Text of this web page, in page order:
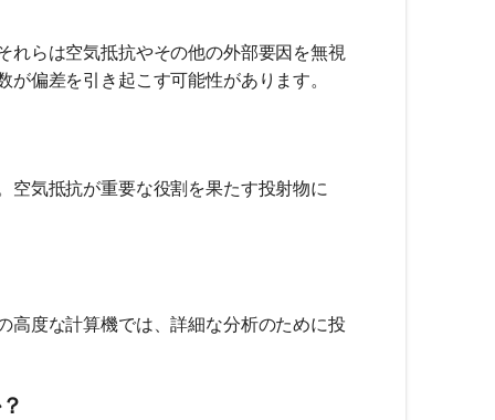
れらは空気抵抗やその他の外部要因を無視
偏差を引き起こす可能性があります。
空気抵抗が重要な役割を果たす投射物に
高度な計算機では、詳細な分析のために投